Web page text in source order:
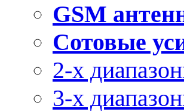
GSM
Сотовые
2-х
3-х